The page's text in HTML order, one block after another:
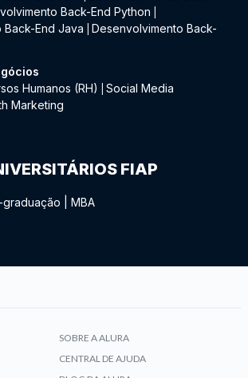
Back-End Python
End Java
Desenvolvimento Back-
Humanos (RH)
Social Media
Marketing
FIAP
graduação MBA
SOBRE A ALURA
CENTRAL DE AJUDA